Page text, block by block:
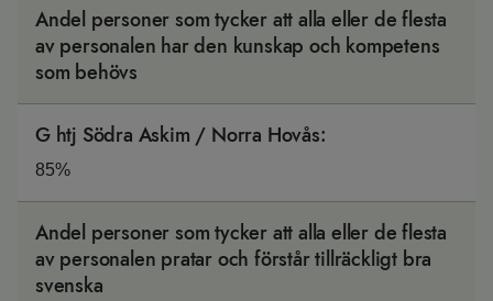
Andel personer som tycker att alla eller de flesta
av personalen har den kunskap och kompetens
som behövs
G htj Södra Askim / Norra Hovås:
85%
Andel personer som tycker att alla eller de flesta
av personalen pratar och förstår tillräckligt bra
svenska